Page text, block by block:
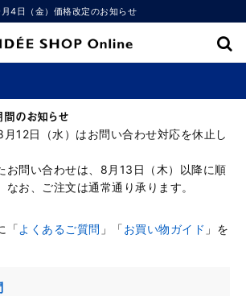
4日（金）価格改定のお知らせ
のお知らせ
12日（水）はお問い合わせ対応を休止し
お問い合わせは、8月13日（木）以降に順
なお、ご注文は通常通り承ります。
「よくあるご質問 」「お買い物ガイド 」を